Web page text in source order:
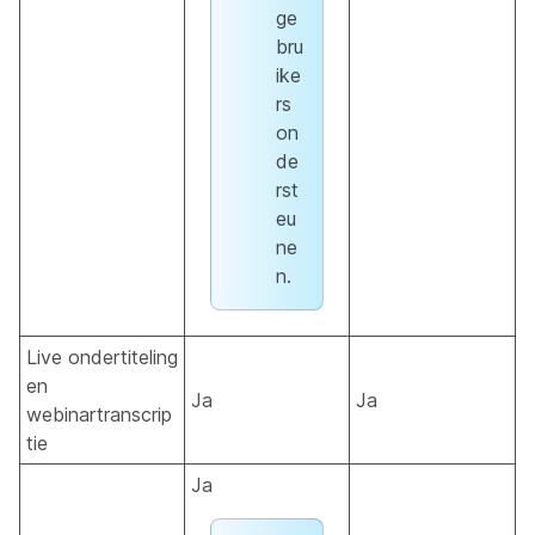
ge
bru
ike
rs
on
de
rst
eu
ne
n.
Live ondertiteling
en
webinartranscrip
tie
Ja Ja
Ja